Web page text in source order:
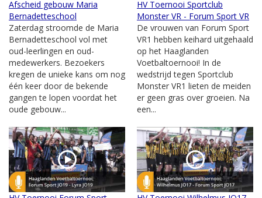
Afscheid gebouw Maria
Bernadetteschool
Zaterdag stroomde de Maria
Bernadetteschool vol met
oud-leerlingen en oud-
medewerkers. Bezoekers
kregen de unieke kans om nog
één keer door de bekende
gangen te lopen voordat het
oude gebouw...
HV Toernooi Sportclub
Monster VR - Forum Sport VR
De vrouwen van Forum Sport
VR1 hebben keihard uitgehaald
op het Haaglanden
Voetbaltoernooi! In de
wedstrijd tegen Sportclub
Monster VR1 lieten de meiden
er geen gras over groeien. Na
een...